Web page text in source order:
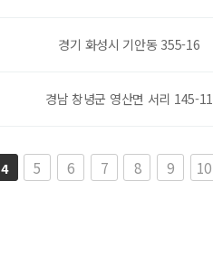
경기 화성시 기안동 355-16
경남 창녕군 영산면 서리 145-11
4 5 6 7 8 9 10